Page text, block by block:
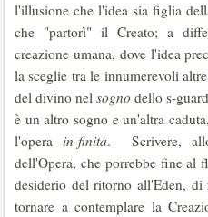
l'illusione che l'idea sia figlia
che "partorì" il Creato; a
creazione umana, dove l'idea
la sceglie tra le innumerevoli
del divino nelsogno dello s-
è un altro sogno e un'altra
l'opera in-finita. Scrivere,
dell'Opera, che porrebbe fine al
desiderio del ritorno all'Eden,
tornare a contemplare la